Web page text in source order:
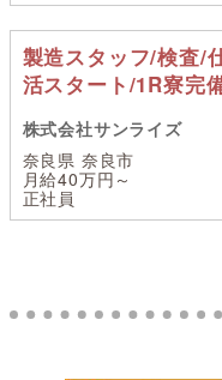
製造スタッフ/検査/
活スタート/1R寮完
株式会社サンライズ
奈良県 奈良市
月給40万円～
正社員